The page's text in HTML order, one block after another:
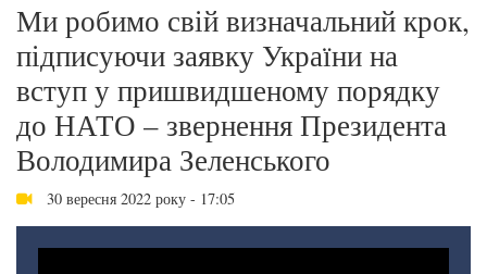
Ми робимо свій визначальний крок,
підписуючи заявку України на
вступ у пришвидшеному порядку
до НАТО – звернення Президента
Володимира Зеленського
30 вересня 2022 року - 17:05